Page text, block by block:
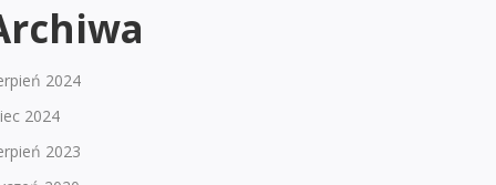
2024
2024
2023